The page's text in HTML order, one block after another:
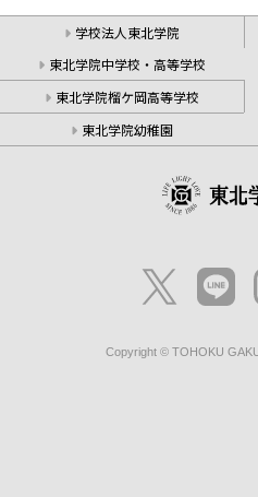
学校法人東北学院
東北学院中学校・高等学校
東北学院榴ケ岡高等学校
東北学院幼稚園
Copyright © TOHOKU